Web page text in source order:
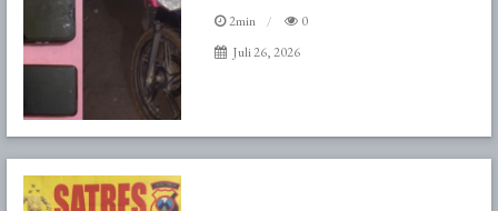
2min
0
Juli 26, 2026